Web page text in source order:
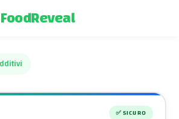
FoodReveal
✅SICURO